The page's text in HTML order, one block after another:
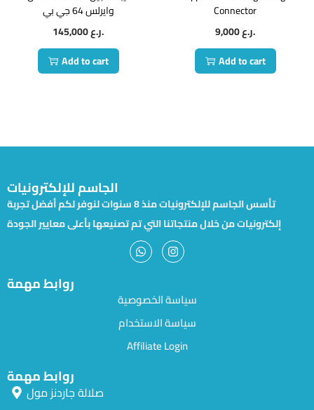
وايرلس 64 جي بي
145,000
ر.ع.
Add to cart
Connector
9,000
ر.ع.
Add to cart
الجاسم للإلكترونيات
تأسس الجاسم للإلكترونيات منذ 8 سنوات لنوفر لكم أفضل تجربة
إلكترونيات من خلال منتجاتنا التي تم تصنيعها بأعلى معايير الجودة
روابط مهمة
سياسة الخصوصية
سياسة الاستخدام
Affiliate Login
روابط مهمة
صلالة جاردنز مول